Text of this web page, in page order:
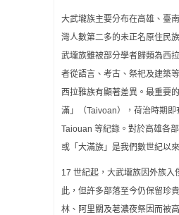
大武壠族主要分布在高雄、臺
灣人數第二多的未正名原住民
武壠族雖被部分學者歸類為西
者從語言、考古、祭祀及建築
西拉雅族有顯著差異。最重要
滿」（Taivoan），荷治時期即
Taiouan 等紀錄。對於高雄各
或「大滿族」是我們數世紀以
17 世紀起，大武壠族因外族入
此，但許多部落至今仍保留珍
林、阿里關及荖濃夜祭因而被